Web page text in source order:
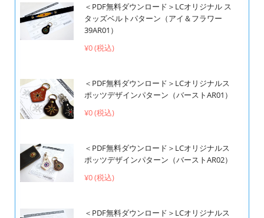
＜PDF無料ダウンロード＞LCオリジナル ス
タッズベルトパターン（アイ＆フラワー
39AR01）
¥0 (税込)
＜PDF無料ダウンロード＞LCオリジナルス
ポッツデザインパターン（バーストAR01）
¥0 (税込)
＜PDF無料ダウンロード＞LCオリジナルス
ポッツデザインパターン（バーストAR02）
¥0 (税込)
＜PDF無料ダウンロード＞LCオリジナルス